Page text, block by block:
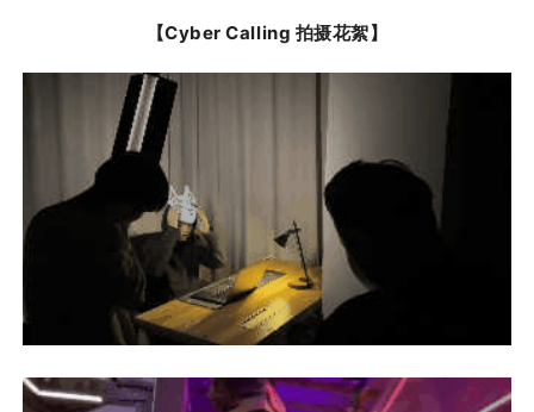
【Cyber Calling 拍摄花絮】